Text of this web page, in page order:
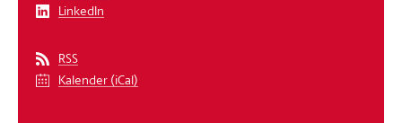
LinkedIn
RSS
Kalender (iCal)